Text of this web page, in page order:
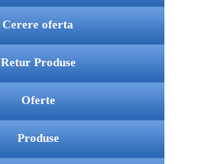
Cerere oferta
Retur Produse
Oferte
Produse